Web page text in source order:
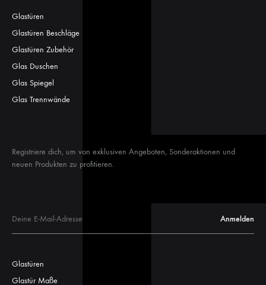
Glastüren
Glastüren Beschläge
Glastüren Zubehör
Glas Duschen
Glas Spiegel
Glas Trennwände
Registriere dich, um von exklusiven Angeboten, Sonderaktionen und
neuen Produkten zu profitieren.
Glastüren
Glastür Maße